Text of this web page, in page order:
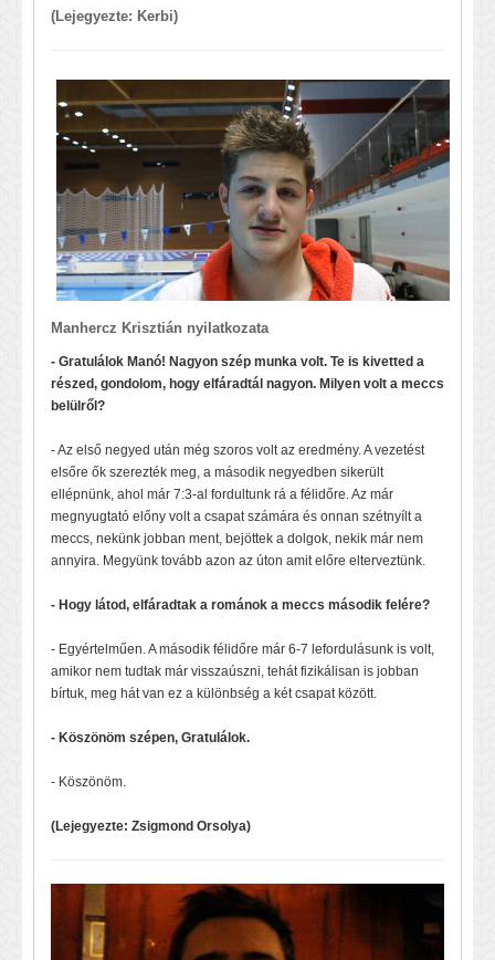
(Lejegyezte: Kerbi)
Manhercz Krisztián nyilatkozata
- Gratulálok Manó! Nagyon szép munka volt. Te is kivetted a
részed, gondolom, hogy elfáradtál nagyon. Milyen volt a meccs
belülről?
- Az első negyed után még szoros volt az eredmény. A vezetést
elsőre ők szerezték meg, a második negyedben sikerült
ellépnünk, ahol már 7:3-al fordultunk rá a félidőre. Az már
megnyugtató előny volt a csapat számára és onnan szétnyílt a
meccs, nekünk jobban ment, bejöttek a dolgok, nekik már nem
annyira. Megyünk tovább azon az úton amit előre elterveztünk.
- Hogy látod, elfáradtak a románok a meccs második felére?
- Egyértelműen. A második félidőre már 6-7 lefordulásunk is volt,
amikor nem tudtak már visszaúszni, tehát fizikálisan is jobban
bírtuk, meg hát van ez a különbség a két csapat között.
- Köszönöm szépen, Gratulálok.
- Köszönöm.
(Lejegyezte: Zsigmond Orsolya)